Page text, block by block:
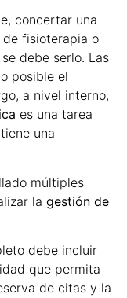
concertar una
fisioterapia o
debe serlo. Las
posible el
a nivel interno,
es una tarea
una
múltiples
la gestión de
debe incluir
que permita
de citas y la